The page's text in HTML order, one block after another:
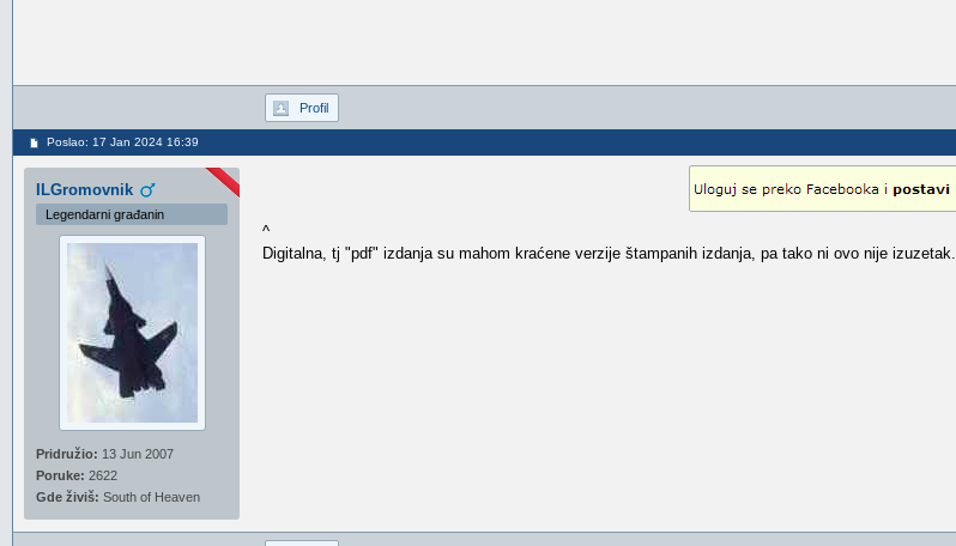
Profil
Poslao: 17 Jan 2024 16:39
ILGromovnik
Legendarni građanin
Pridružio: 13 Jun 2007
Poruke: 2622
Gde živiš: South of Heaven
^
Digitalna, tj "pdf" izdanja su mahom kraćene verzije štampanih izdanja, pa tako ni ovo nije izuzetak.